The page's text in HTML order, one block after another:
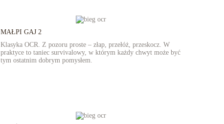
MAŁPI GAJ 2
Klasyka OCR. Z pozoru proste – złap, przełóż, przeskocz. W
praktyce to taniec survivalowy, w którym każdy chwyt może być
tym ostatnim dobrym pomysłem.